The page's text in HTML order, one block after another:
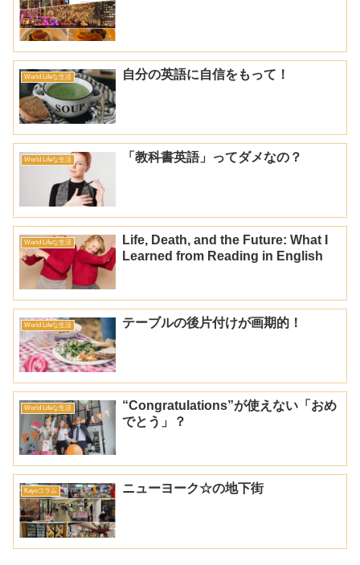
World Lifeな生活 自分の英語に自信をもって！
World Lifeな生活 「教科書英語」ってダメなの？
World Lifeな生活
Life, Death, and the Future: What I
Learned from Reading in English
World Lifeな生活 テーブルの後片付けが画期的！
World Lifeな生活
“Congratulations”が使えない「おめ
でとう」？
Kayoコラム ニューヨーク☆の地下街